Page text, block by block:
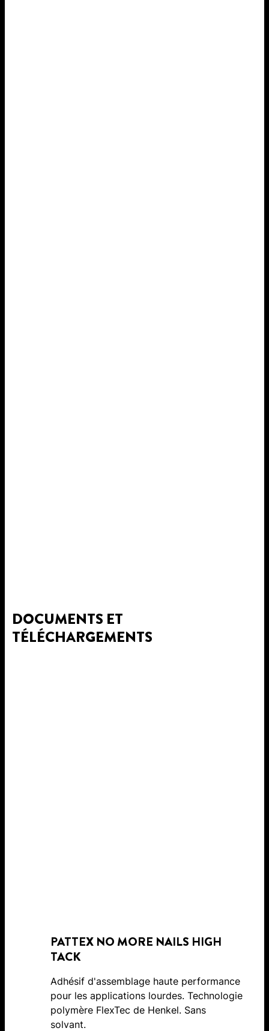
DOCUMENTS ET
TÉLÉCHARGEMENTS
PATTEX NO MORE NAILS HIGH
TACK
Adhésif d'assemblage haute performance
pour les applications lourdes. Technologie
polymère FlexTec de Henkel. Sans
solvant.